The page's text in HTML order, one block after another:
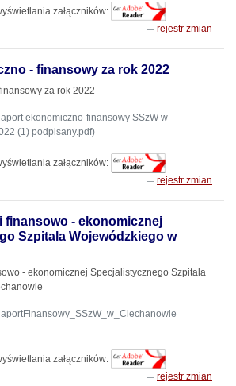
załączników:
rejestr zmian
- finansowy za rok 2022
za rok 2022
ekonomiczno-finansowy SSzW w
(1) podpisany.pdf)
załączników:
rejestr zmian
finansowo - ekonomicznej
Szpitala Wojewódzkiego w
- ekonomicznej Specjalistycznego Szpitala
załączników:
rejestr zmian